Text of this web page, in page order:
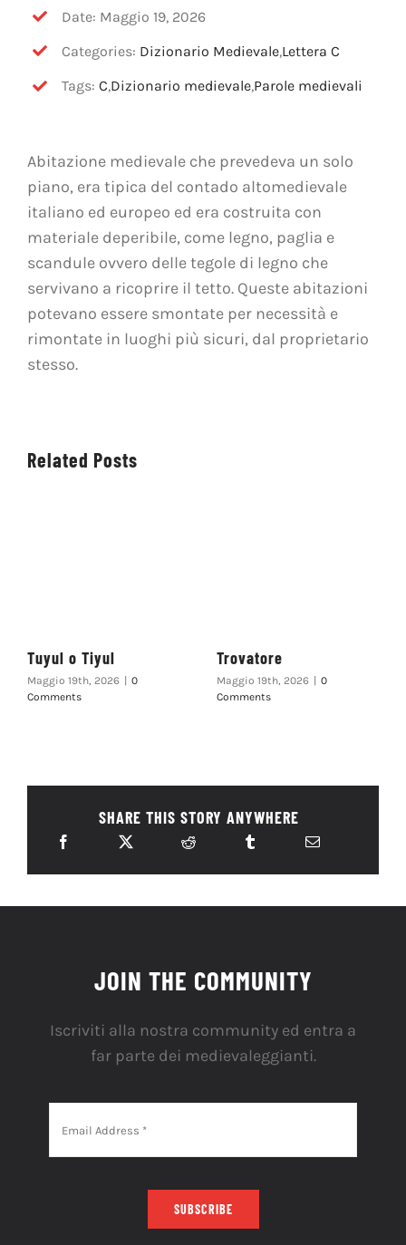
OFF TOPIC
CONTATTI
Date: Maggio 19, 2026
Categories: Dizionario Medievale,Lettera C
Tags:C,Dizionario medievale,Parole medievali
Abitazione medievale che prevedeva un solo
piano, era tipica del contado altomedievale
italiano ed europeo ed era costruita con
materiale deperibile, come legno, paglia e
scandule ovvero delle tegole di legno che
servivano a ricoprire il tetto. Queste abitazioni
potevano essere smontate per necessità e
rimontate in luoghi più sicuri, dal proprietario
stesso.
Related Posts
Tuyul o Tiyul
Maggio 19th, 2026
0
Comments
Trovatore
Maggio 19th, 2026
0
Comments
SHARE THIS STORY ANYWHERE
JOIN THE COMMUNITY
Iscriviti alla nostra community ed entra a
far parte dei medievaleggianti.
SUBSCRIBE